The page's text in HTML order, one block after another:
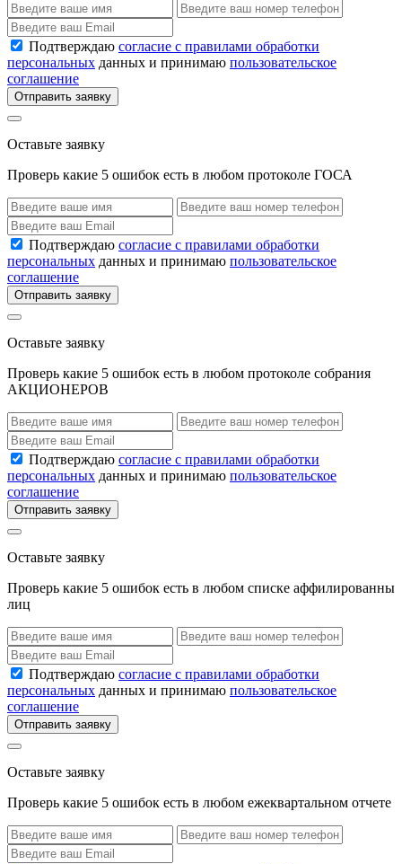
Подтверждаю согласие с правилами обработки
персональных данных и принимаю пользовательское
соглашение
Отправить заявку
Оставьте заявку
Проверь какие 5 ошибок есть в любом протоколе ГОСА
Подтверждаю согласие с правилами обработки
персональных данных и принимаю пользовательское
соглашение
Отправить заявку
Оставьте заявку
Проверь какие 5 ошибок есть в любом протоколе собрания
АКЦИОНЕРОВ
Подтверждаю согласие с правилами обработки
персональных данных и принимаю пользовательское
соглашение
Отправить заявку
Оставьте заявку
Проверь какие 5 ошибок есть в любом списке аффилированны
лиц
Подтверждаю согласие с правилами обработки
персональных данных и принимаю пользовательское
соглашение
Отправить заявку
Оставьте заявку
Проверь какие 5 ошибок есть в любом ежеквартальном отчете